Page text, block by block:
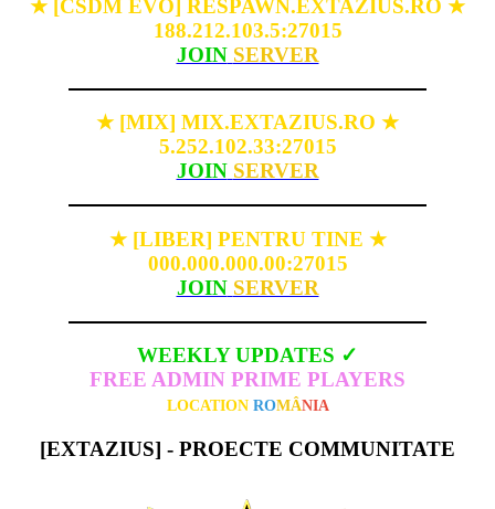
★ [CSDM EVO] RESPAWN.EXTAZIUS.RO ★
188.212.103.5:27015
JOIN SERVER
★ [MIX] MIX.EXTAZIUS.RO ★
5.252.102.33:27015
JOIN SERVER
★[LIBER] PENTRU TINE ★
000.000.000.00:27015
JOIN SERVER
WEEKLY UPDATES ✓
FREE ADMIN PRIME PLAYERS
LOCATION ROMÂNIA
[EXTAZIUS] - PROECTE COMMUNITATE